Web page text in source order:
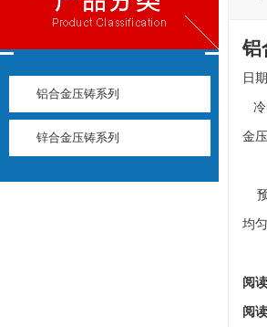
铝合金压铸系列
锌合金压铸系列
铝
日
冷
金
预
均
阅
阅